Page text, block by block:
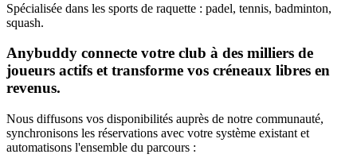
Spécialisée dans les sports de raquette : padel, tennis, badminton,
squash.
Anybuddy connecte votre club à des milliers de
joueurs actifs et transforme vos créneaux libres en
revenus.
Nous diffusons vos disponibilités auprès de notre communauté,
synchronisons les réservations avec votre système existant et
automatisons l'ensemble du parcours :